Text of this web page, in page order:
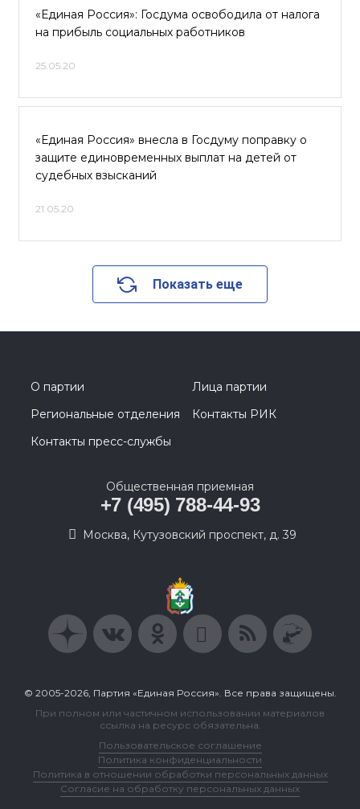
«Единая Россия»: Госдума освободила от налога
на прибыль социальных работников
25.05.20
«Единая Россия» внесла в Госдуму поправку о
защите единовременных выплат на детей от
судебных взысканий
21.05.20
Показать еще
О партии
Лица партии
Региональные отделения
Контакты РИК
Контакты пресс-службы
Общественная приемная
+7 (495) 788-44-93
Москва, Кутузовский проспект, д. 39
© 2005-2026, Партия «Единая Россия». Все права защищены.
При полном или частичном использовании материалов
ссылка на ресурс обязательна.
Пользовательское соглашение
Политика конфиденциальности
Политика в отношении обработки персональных данных
Согласие на обработку персональных данных